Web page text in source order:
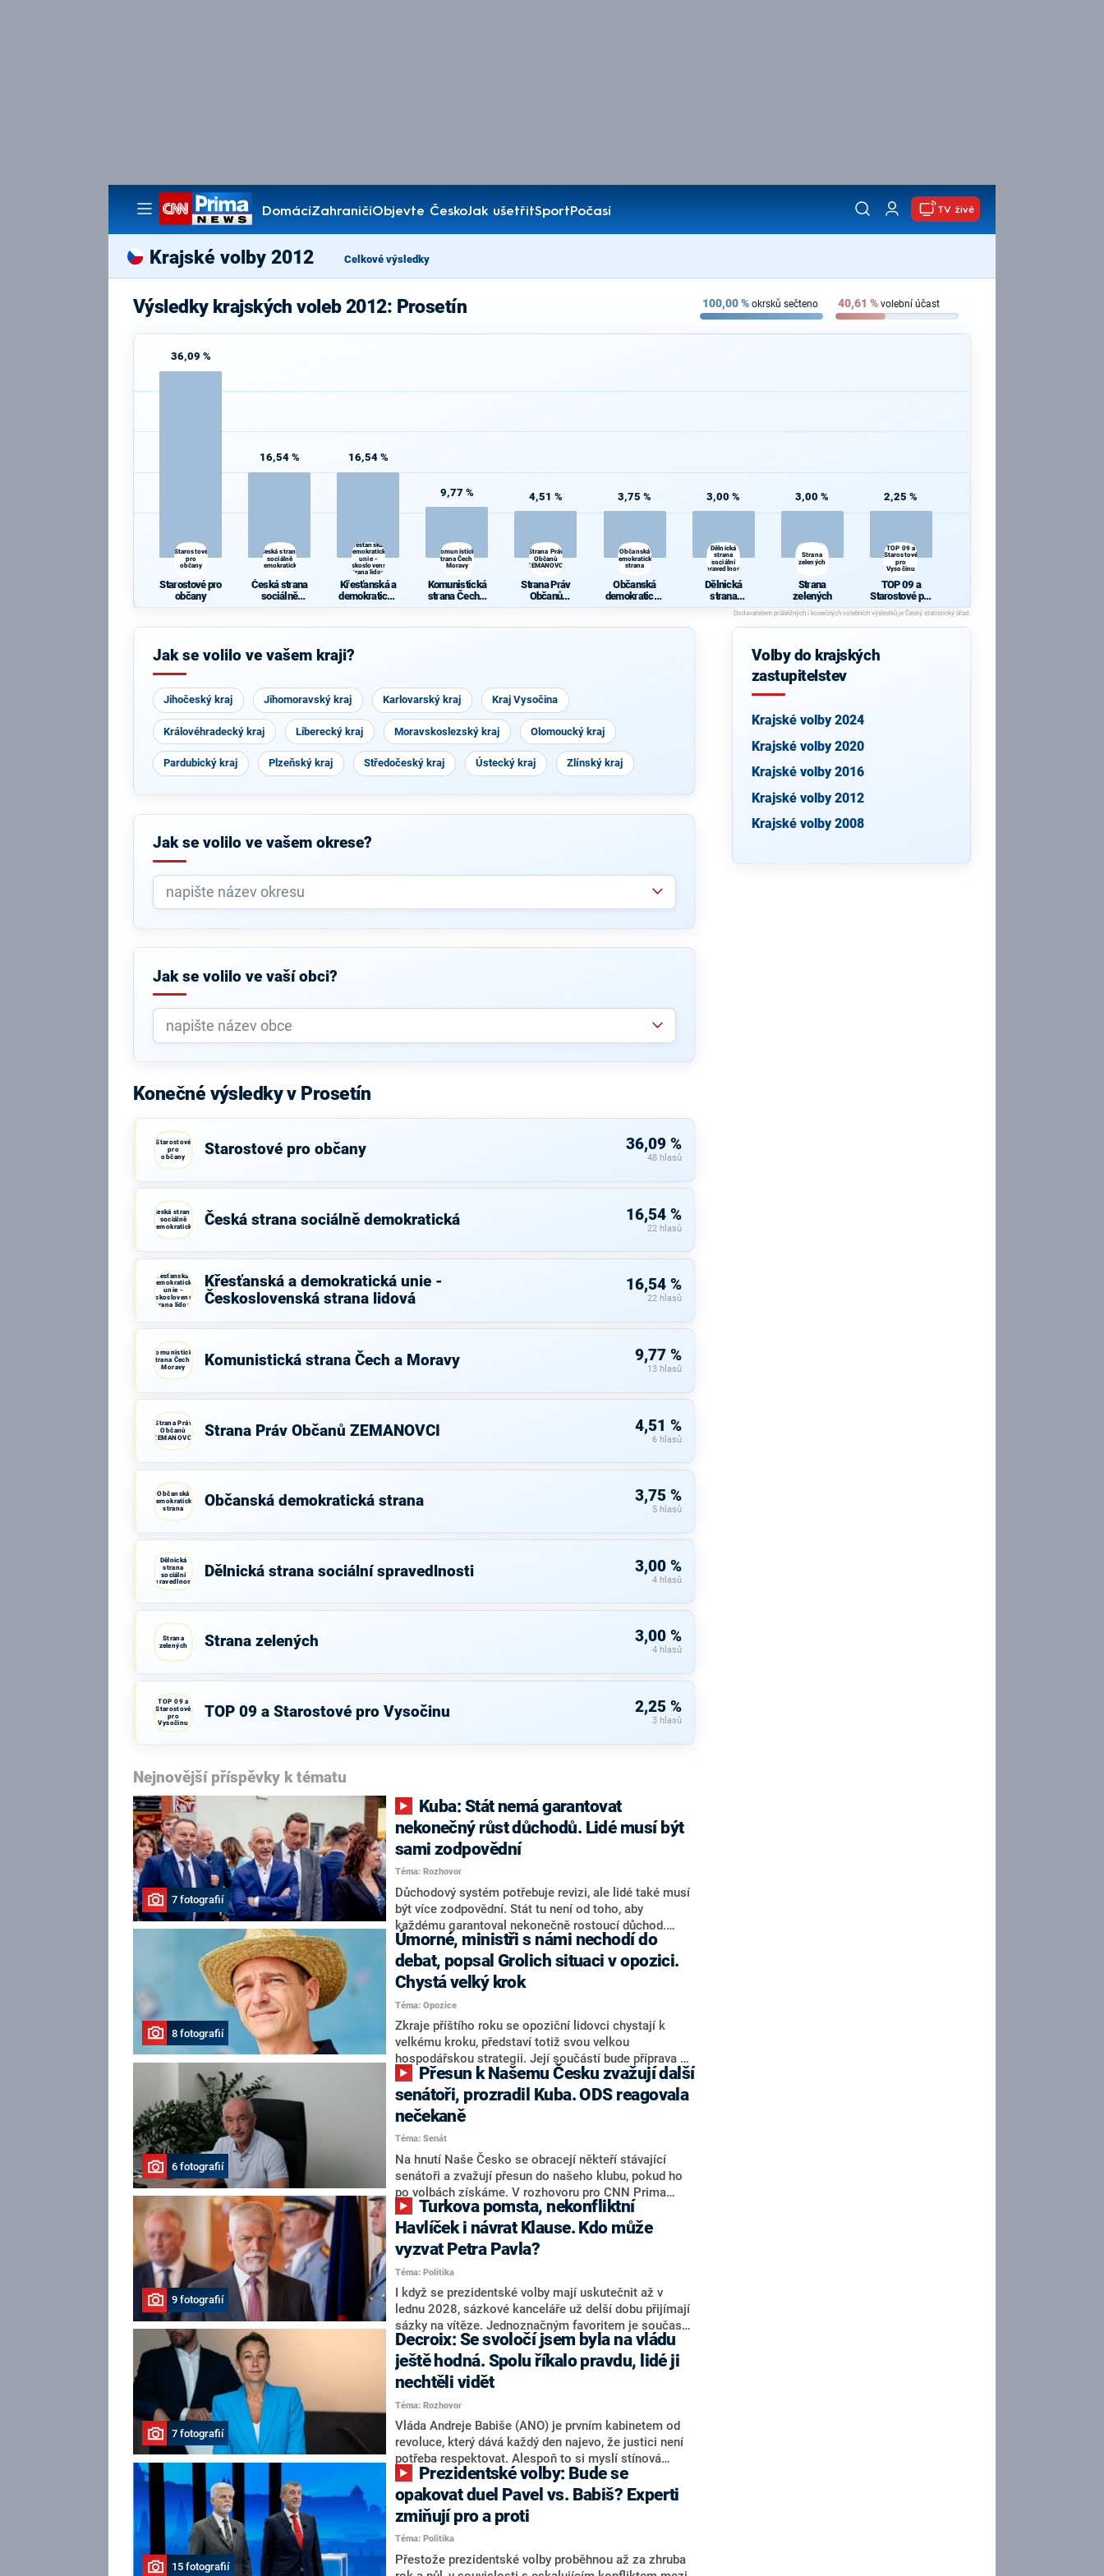
DomácíZahraničíObjevte ČeskoJak ušetřitSportPočasí
Pořady
TV živě
Krajské volby 2012 Celkové výsledky
Výsledky krajských voleb 2012: Prosetín 100,00% okrsků sečteno 40,61 % volební účast
36,09 %
Starostové
pro
občany
Starostové pro
občany
16,54 %
Česká strana
sociálně
demokratická
Česká strana
sociálně
16,54 %
Křesťanská a
demokratická
unie -
Československá
strana lidová
Křesťanská a
demokratická
ká strana
9,77 %
Komunistická
strana Čech a
Moravy
Komunistická
strana Čech a
4,51 %
Strana Práv
Občanů
ZEMANOVCI
Strana Práv
Občanů
3,75 %
Občanská
demokratická
strana
Občanská
demokratická
strana
3,00 %
Dělnická
strana
sociální
spravedlnosti
Dělnická
strana
sociální
spravedlnosti
3,00 %
Strana
zelených
Strana
zelených
2,25 %
TOP 09 a
Starostové
pro
Vysočinu
TOP 09 a
Starostové pro
Vysočinu
Jak se volilo ve vašem kraji?
Jihočeský kraj Jihomoravský kraj Karlovarský kraj Kraj Vysočina
Královéhradecký kraj Liberecký kraj Moravskoslezský kraj Olomoucký kraj
Pardubický kraj Plzeňský kraj Středočeský kraj Ústecký kraj Zlínský kraj
Jak se volilo ve vašem okrese?
Jak se volilo ve vaší obci?
Konečné výsledky v Prosetín
Starostové
pro
občany
Starostové pro občany 36,09 %
48 hlasů
Česká strana
sociálně
demokratická
Česká strana sociálně demokratická 16,54 %
22 hlasů
Křesťanská a
demokratická
unie -
Československá
strana lidová
Křesťanská a demokratická unie -
Československá strana lidová
16,54 %
22 hlasů
Komunistická
strana Čech a
Moravy
Komunistická strana Čech a Moravy 9,77 %
13 hlasů
Strana Práv
Občanů
ZEMANOVCI
Strana Práv Občanů ZEMANOVCI 4,51 %
6 hlasů
Občanská
demokratická
strana
Občanská demokratická strana 3,75 %
5 hlasů
Dělnická
strana
sociální
spravedlnosti
Dělnická strana sociální spravedlnosti 3,00 %
4 hlasů
Strana
zelených
Strana zelených 3,00 %
4 hlasů
TOP 09 a
Starostové
pro
Vysočinu
TOP 09 a Starostové pro Vysočinu 2,25 %
3 hlasů
Nejnovější příspěvky k tématu
7 fotografií
nekonečný růst důchodů. Lidé musí být
sami zodpovědní
Téma: Rozhovor
Důchodový systém potřebuje revizi, ale lidé také musí
být více zodpovědní. Stát tu není od toho, aby
každému garantoval nekonečně rostoucí důchod.
Chybí tu nový systém a my ho představíme,řekl
hejtman Jihočeského kraje a předseda hnutí Naše
Česko Martin Kuba v rozhovoru pro CNN Prima NEWS.
V čele státu pak podle něj nemůže být člověk, který by
střetem zájmů omezoval čerpání financí a rozvoj,
dodal. Řešení u Andreje Babiše ale hodnotit nechtěl.
8 fotografií
Úmorné, ministři s námi nechodí do
debat, popsal Grolich situaci v opozici.
Chystá velký krok
Téma: Opozice
Zkraje příštího roku se opoziční lidovci chystají k
velkému kroku, představí totiž svou velkou
hospodářskou strategii. Její součástí bude příprava na
stárnutí populace, řekl ve středu na setkání s novináři
nový předseda lidovců Jan Grolich. Ten zároveň v
senátních volbách kandiduje ve Vyškově. Popsal i
aktivitu opozice, o níž vládní strany nebo političtí
komentátoři mluví jako o slabé a v defenzivě. „Je to
úmorná práce upozorňovat na chyby vlády. Ministři s
námi navíc nechodí do debat. Chceme ale ukazovat
svoje témata,“ odpověděl Grolich na dotaz CNN Prima
NEWS.
6 fotografií
senátoři, prozradil Kuba. ODS reagovala
nečekaně
Téma: Senát
Na hnutí Naše Česko se obracejí někteří stávající
senátoři a zvažují přesun do našeho klubu, pokud ho
po volbách získáme. V rozhovoru pro CNN Prima
NEWS to řekl zakladatel hnutí a jihočeský hejtman
Martin Kuba. Konkrétní nebyl, ale získat by takto mohl
například senátora Zdeňka Hrabu, který je dnes
součástí klubu ODS a TOP 09. Hraba to na dotaz
redakce nevyloučil. Předseda klubu senátorů ODS
Zdeněk Nytra redakci řekl, že počítá s odchodem
některých senátorů z klubu a že Naše Česko není
nepřítel, ale soupeř.
9 fotografií
Havlíček i návrat Klause. Kdo může
vyzvat Petra Pavla?
Téma: Politika
I když se prezidentské volby mají uskutečnit až v
lednu 2028, sázkové kanceláře už delší dobu přijímají
sázky na vítěze. Jednoznačným favoritem je současná
hlava státu Petr Pavel. Daleko za ním pak bookmakeři
zmiňují dva výrazné politiky ANO, tedy premiéra
Andreje Babiše a ministra průmyslu Karla Havlíčka.
Oblíbeným tipem samotných sázkařů je poslanec za
Motoristy Filip Turek. Politolog Jan Kubáček nicméně
o případné kandidatuře kohokoliv ze zmíněné trojice
značně pochybuje. Podle něj současná koalice dosud
nemá osobu, která by Pavlovi mohla konkurovat.
7 fotografií
Decroix: Se svoločí jsem byla na vládu
ještě hodná. Spolu říkalo pravdu, lidé ji
nechtěli vidět
Téma: Rozhovor
Vláda Andreje Babiše (ANO) je prvním kabinetem od
revoluce, který dává každý den najevo, že justici není
potřeba respektovat. Alespoň to si myslí stínová
ministryně spravedlnosti ODS Eva Decroix. V
rozhovoru pro CNN Prima NEWS si nebrala servítky
ohledně politického výkonu svého nástupce Jeronýma
Tejce (za ANO) či vládní zmocněnkyně pro lidská
práva Taťány Malé (ANO). Označením „svoloč“ na
adresu vlády prý byla ještě hodná. Decroix se také
15 fotografií
opakovat duel Pavel vs. Babiš? Experti
zmiňují pro a proti
Téma: Politika
Přestože prezidentské volby proběhnou až za zhruba
Volby do krajských
zastupitelstev
Krajské volby 2024
Krajské volby 2020
Krajské volby 2016
Krajské volby 2012
Krajské volby 2008